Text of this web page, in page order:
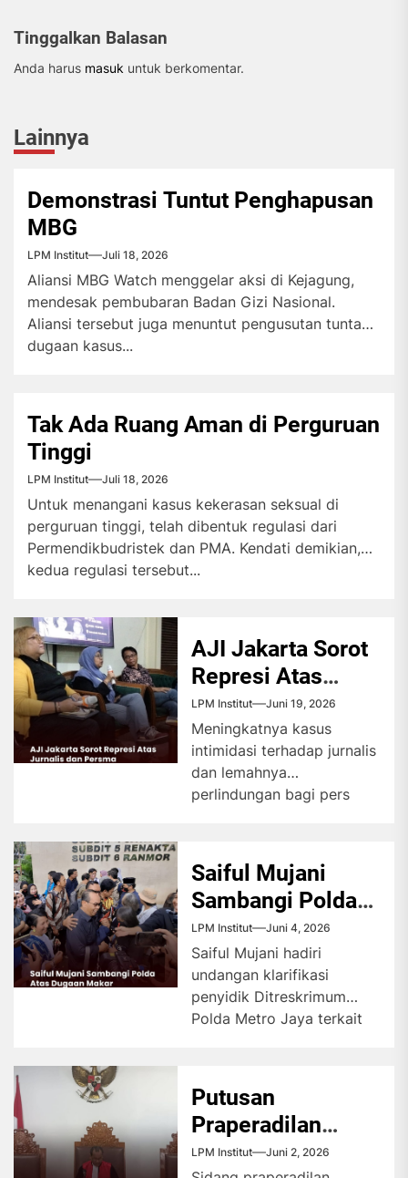
Tinggalkan Balasan
Anda harus masuk untuk berkomentar.
Lainnya
Demonstrasi Tuntut Penghapusan
MBG
LPM Institut Juli 18, 2026
Aliansi MBG Watch menggelar aksi di Kejagung,
mendesak pembubaran Badan Gizi Nasional.
Aliansi tersebut juga menuntut pengusutan tuntas
dugaan kasus...
Tak Ada Ruang Aman di Perguruan
Tinggi
LPM Institut Juli 18, 2026
Untuk menangani kasus kekerasan seksual di
perguruan tinggi, telah dibentuk regulasi dari
Permendikbudristek dan PMA. Kendati demikian,
kedua regulasi tersebut...
AJI Jakarta Sorot
Represi Atas
Jurnalis dan
Persma
LPM Institut Juni 19, 2026
Meningkatnya kasus
intimidasi terhadap jurnalis
dan lemahnya
perlindungan bagi pers
untuk menggelar diskusi
guna merefleksikan...
Saiful Mujani
Sambangi Polda
Atas Dugaan
Makar
LPM Institut Juni 4, 2026
Saiful Mujani hadiri
undangan klarifikasi
penyidik Ditreskrimum
Polda Metro Jaya terkait
Putusan
Praperadilan
Ungkap Kelalaian
LPM Institut Juni 2, 2026